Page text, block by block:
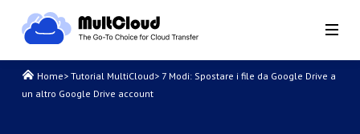
Home> Tutorial MultiCloud> 7 Modi: Spostare i file da Google Drive a
un altro Google Drive account